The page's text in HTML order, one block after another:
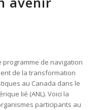
programme de navigation
de la transformation
au Canada dans le
lié (ANL). Voici la
participants au